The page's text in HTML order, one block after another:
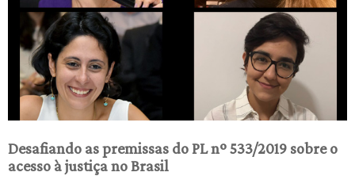
Desafiando as premissas do PL nº 533/2019 sobre o
acesso à justiça no Brasil